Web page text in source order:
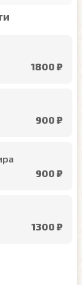
1800 ₽
900 ₽
900 ₽
1300 ₽